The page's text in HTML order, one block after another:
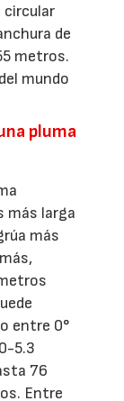
circular
de
metros.
mundo
pluma
más larga
más
entre 0°
5.3
76
Entre